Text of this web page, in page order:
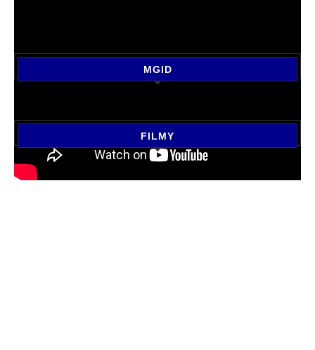
MGID
FILMY